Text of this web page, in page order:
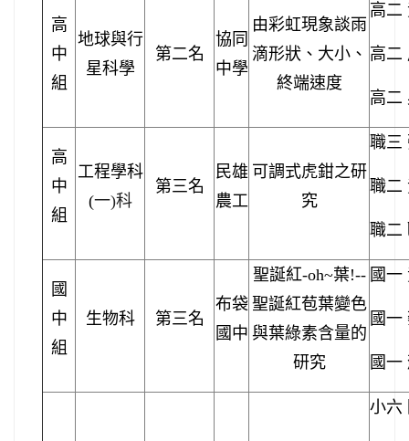
高
中
組
地球與行
星科學
第二名
協同
中學
由彩虹現象談雨
滴形狀、大小、
終端速度
高二
高二
高二
高
中
組
工程學科
(一)科
第三名
民雄
農工
可調式虎鉗之研
究
職三
職二
職二
國
中
組
生物科 第三名
布袋
國中
聖誕紅-oh~葉!--
聖誕紅苞葉變色
與葉綠素含量的
研究
國一
國一
國一
小六